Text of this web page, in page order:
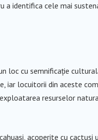
a identifica cele mai
loc cu semnificație
iar locuitorii din aceste
resurselor
acoperite cu cactuși